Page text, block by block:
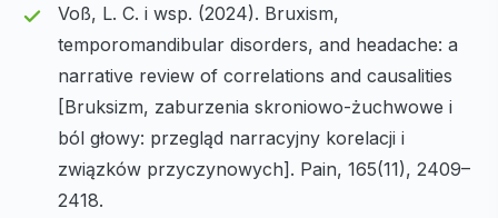
Voß, L. C. i wsp. (2024). Bruxism,
temporomandibular disorders, and headache: a
narrative review of correlations and causalities
[Bruksizm, zaburzenia skroniowo-żuchwowe i
ból głowy: przegląd narracyjny korelacji i
związków przyczynowych]. Pain, 165(11), 2409–
2418.